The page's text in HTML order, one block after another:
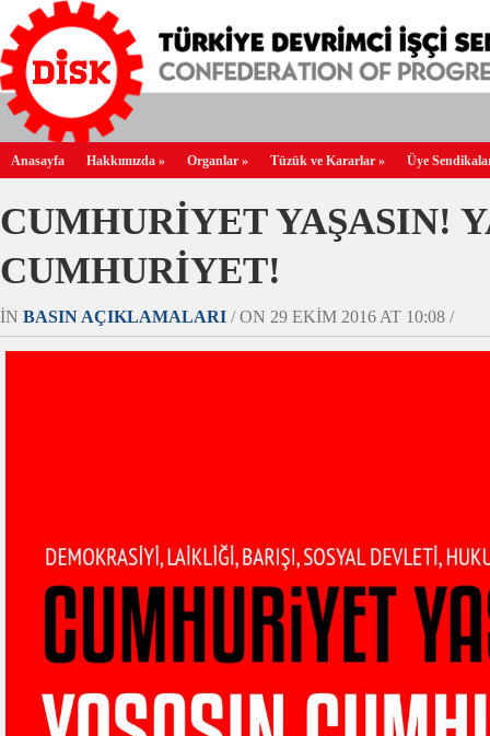
Anasayfa Hakkımızda » Organlar » Tüzük ve Kararlar » Üye
CUMHURİYET YAŞASIN!
CUMHURİYET!
IN BASIN AÇIKLAMALARI / ON 29 EKIM 2016 AT 10:08 /